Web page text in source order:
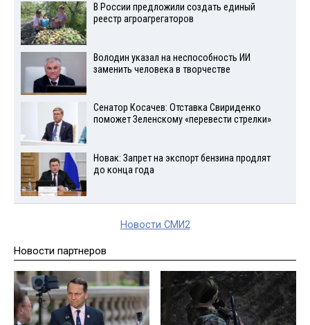
В России предложили создать единый
реестр агроагрегаторов
Володин указал на неспособность ИИ
заменить человека в творчестве
Сенатор Косачев: Отставка Свириденко
поможет Зеленскому «перевести стрелки»
Новак: Запрет на экспорт бензина продлят
до конца года
Новости СМИ2
Новости партнеров